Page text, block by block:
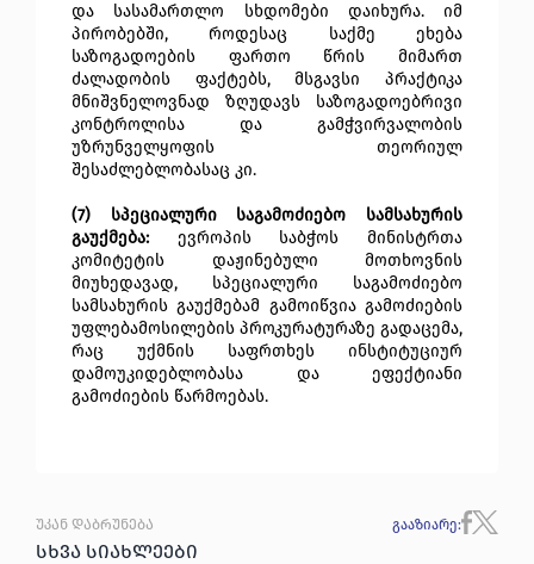
და სასამართლო სხდომები დაიხურა. იმ
პირობებში, როდესაც საქმე ეხება
საზოგადოების ფართო წრის მიმართ
ძალადობის ფაქტებს, მსგავსი პრაქტიკა
მნიშვნელოვნად ზღუდავს საზოგადოებრივი
კონტროლისა და გამჭვირვალობის
უზრუნველყოფის თეორიულ
შესაძლებლობასაც კი.
(7) სპეციალური საგამოძიებო სამსახურის
გაუქმება: ევროპის საბჭოს მინისტრთა
კომიტეტის დაჟინებული მოთხოვნის
მიუხედავად, სპეციალური საგამოძიებო
სამსახურის გაუქმებამ გამოიწვია გამოძიების
უფლებამოსილების პროკურატურაზე გადაცემა,
რაც უქმნის საფრთხეს ინსტიტუციურ
დამოუკიდებლობასა და ეფექტიანი
გამოძიების წარმოებას.
უკან დაბრუნება გააზიარე:
სხვა სიახლეები